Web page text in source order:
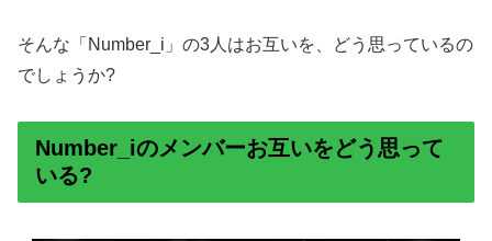
そんな「Number_i」の3人はお互いを、どう思っているの
でしょうか?
Number_iのメンバーお互いをどう思って
いる?